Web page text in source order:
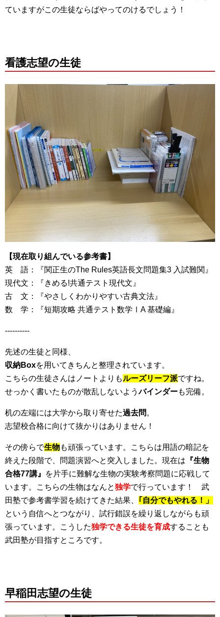
ていますがこの生徒ならばやってのけるでしょう！
看護志望の生徒
【現在取り組んでいる参考書】
英 語：『関正生のThe Rules英語長文問題集3 入試難関』
現代文：『きめる!共通テスト現代文』
古 文：『やさしくわかりやすい古典文法』
数 学：『短期攻略 共通テスト数学ⅠA 基礎編』
----------
先述の生徒と同様、
収納Boxを用いてきちんと整理されています。
こちらの生徒さんはノートよりもルーズリーフ派ですね。
せっかく書いたものが散乱しないようバインダーも完備。
机の左端には大学から取り寄せた過去問 。
志望校合格に向けて抜かりはありません！
その傍らで生物も頑張っています。こちらは用語の暗記を
終えた段階で、問題演習へと突入しました。現在は 『生物
合格77講』
を片手に難解な生物の実験考察問題に応戦して
います。こちらの生物はなんと独学で行っています！ 武
田塾で参考書学習を続けてきた結果、
｢自分でもやれる！」
という自信へとつながり、試行錯誤を繰り返しながらも頑
張っています。こうした独学できる生徒を育成することも
武田塾が目指すところです。
早稲田志望の生徒